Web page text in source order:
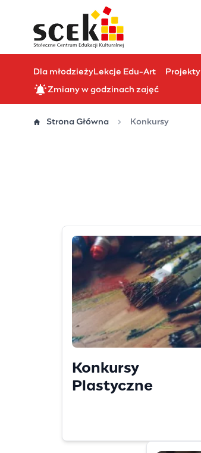
Dla młodzieżyLekcje Edu-Art Projekty
Zmiany w godzinach zajęć
Strona Główna Konkursy
Konkursy
Plastyczne